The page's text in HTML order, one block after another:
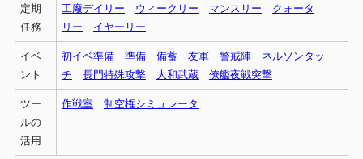
定期
任務
工廠デイリー ウィークリー マンスリー
クォータ
リー
イヤーリー
イベ
ント
初イベ準備 準備 備蓄 友軍 警戒陣
ネルソンタッ
チ
長門特殊攻撃 大和武蔵 僚艦夜戦突撃
ツー
ルの
活用
作戦室 制空権シミュレータ